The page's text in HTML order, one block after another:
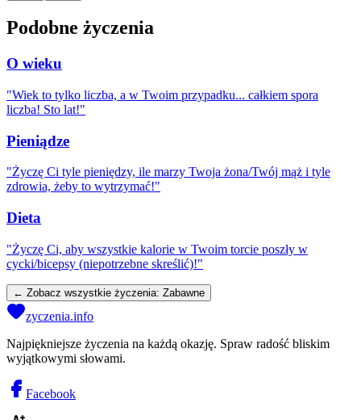
Podobne życzenia
O wieku
"Wiek to tylko liczba, a w Twoim przypadku... całkiem spora
liczba! Sto lat!"
Pieniądze
"Życzę Ci tyle pieniędzy, ile marzy Twoja żona/Twój mąż i tyle
zdrowia, żeby to wytrzymać!"
Dieta
"Życzę Ci, aby wszystkie kalorie w Twoim torcie poszły w
cycki/bicepsy (niepotrzebne skreślić)!"
← Zobacz wszystkie życzenia: Zabawne
zyczenia.info
Najpiękniejsze życzenia na każdą okazję. Spraw radość bliskim
wyjątkowymi słowami.
Facebook